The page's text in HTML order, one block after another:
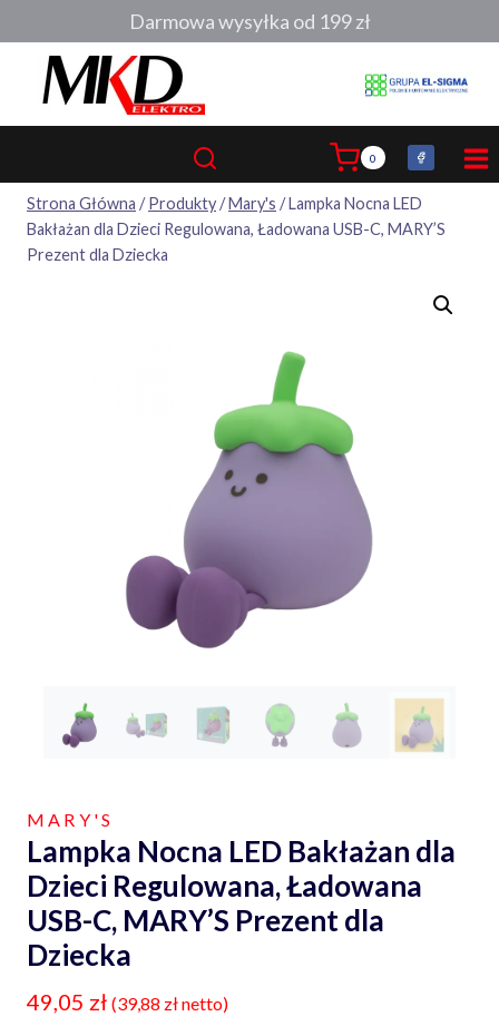
do
0
Strona Główna / Produkty/Mary's /Lampka Nocna LED
Bakłażan dla Dzieci Regulowana, Ładowana USB-C, MARY’S
Prezent dla Dziecka
MARY'S
Lampka Nocna LED Bakłażan dla
Dzieci Regulowana, Ładowana
USB-C, MARY’S Prezent dla
Dziecka
49,05 zł (39,88 złnetto)
Darmowa wysyłka od 199 zł